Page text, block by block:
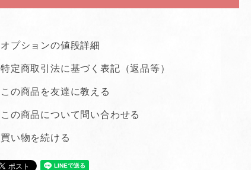
オプションの値段詳細
特定商取引法に基づく表記（返品等）
この商品を友達に教える
この商品について問い合わせる
買い物を続ける